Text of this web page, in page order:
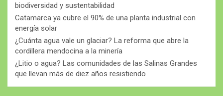
biodiversidad y sustentabilidad
Catamarca ya cubre el 90% de una planta industrial con
energía solar
¿Cuánta agua vale un glaciar? La reforma que abre la
cordillera mendocina a la minería
¿Litio o agua? Las comunidades de las Salinas Grandes
que llevan más de diez años resistiendo